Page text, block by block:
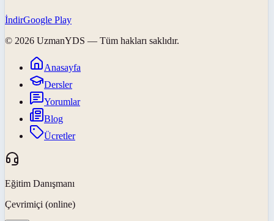
İndirGoogle Play
© 2026 UzmanYDS — Tüm hakları saklıdır.
Anasayfa
Dersler
Yorumlar
Blog
Ücretler
Eğitim Danışmanı
Çevrimiçi (online)